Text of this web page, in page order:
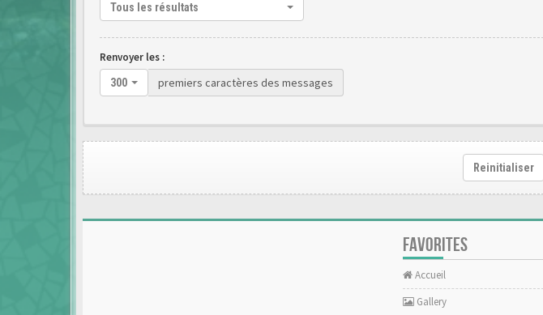
Tous les résultats
Renvoyer les :
300 premiers caractères des messages
Reinitialiser
FAVORITES
Accueil
Gallery